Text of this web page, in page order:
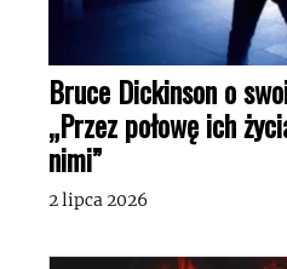
Bruce Dickinson o
„Przez połowę ich
nimi”
2 lipca 2026